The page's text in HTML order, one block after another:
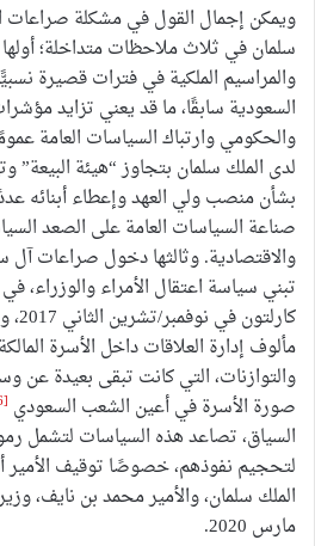
ويمكن إجمال القول في مشكلة صراعات
سلمان في ثلاث ملاحظات متداخلة؛ أولها
والمراسيم الملكية في فترات قصيرة
السعودية سابقًا، ما قد يعني تزايد
والحكومي وارتباك السياسات العامة
لدى الملك سلمان بتجاوز “هيئة
بشأن منصب ولي العهد وإعطاء أبنائه
صناعة السياسات العامة على الصعد
والاقتصادية. وثالثها دخول صراعات
تبني سياسة اعتقال الأمراء والوزراء،
مألوف إدارة العلاقات داخل الأسرة
والتوازنات، التي كانت تبقى بعيدة عن
صورة الأسرة في أعين الشعب السعودي [26]
السياق، تصاعد هذه السياسات لتشمل
لتحجيم نفوذهم، خصوصًا توقيف الأمير
الملك سلمان، والأمير محمد بن نايف،
مارس 2020.